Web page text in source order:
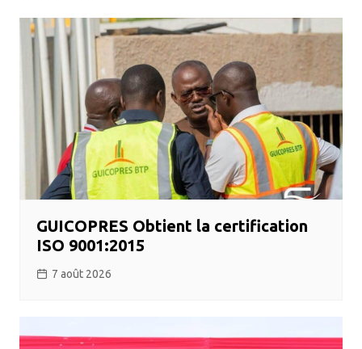
GUICOPRES Obtient la certification
ISO 9001:2015
7 août 2026